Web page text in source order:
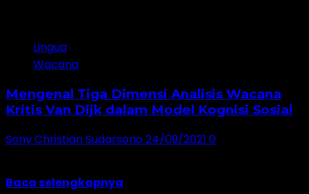
Lingua
Wacana
Mengenal Tiga Dimensi Analisis Wacana
Kritis Van Dijk dalam Model Kognisi Sosial
Sony Christian Sudarsono24/09/2021 0
Baca selengkapnya